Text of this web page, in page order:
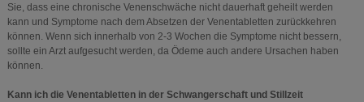
Sie, dass eine chronische Venenschwäche nicht dauerhaft geheilt werden
kann und Symptome nach dem Absetzen der Venentabletten zurückkehren
können. Wenn sich innerhalb von 2-3 Wochen die Symptome nicht bessern,
sollte ein Arzt aufgesucht werden, da Ödeme auch andere Ursachen haben
können.
Kann ich die Venentabletten in der Schwangerschaft und Stillzeit